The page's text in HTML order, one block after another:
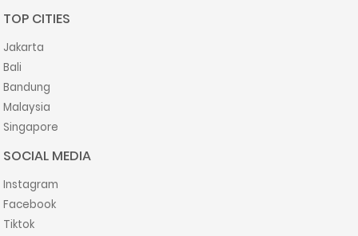
TOP CITIES
Jakarta
Bali
Bandung
Malaysia
Singapore
SOCIAL MEDIA
Instagram
Facebook
Tiktok